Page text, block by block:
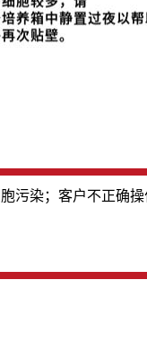
污染；客户不正确